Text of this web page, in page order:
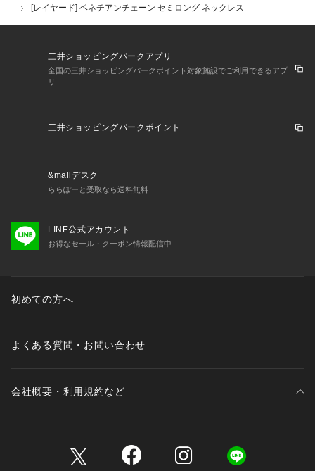
[レイヤード] ベネチアンチェーン セミロング ネックレス
三井ショッピングパークアプリ
全国の三井ショッピングパークポイント対象施設でご利用できるアプ
リ
三井ショッピングパークポイント
&mallデスク
ららぽーと受取なら送料無料
LINE公式アカウント
お得なセール・クーポン情報配信中
初めての方へ
よくある質問・お問い合わせ
会社概要・利用規約など